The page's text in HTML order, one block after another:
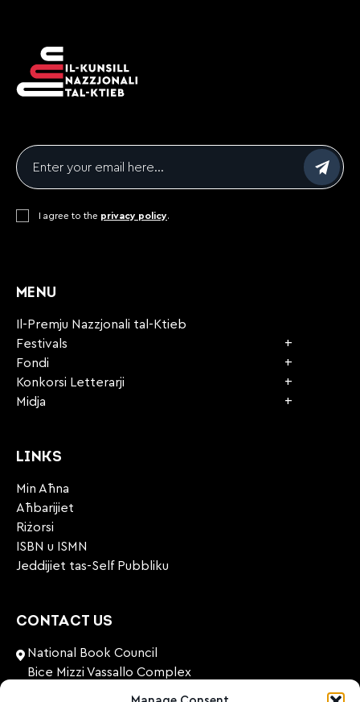
MENU
Il-Premju Nazzjonali tal-Ktieb
Festivals
Fondi
Konkorsi Letterarji
Midja
LINKS
Min Aħna
Aħbarijiet
Riżorsi
ISBN u ISMN
Jeddijiet tas-Self Pubbliku
Email
Consent*
I agree to the privacy policy.
CONTACT US
National Book Council
Bice Mizzi Vassallo Complex